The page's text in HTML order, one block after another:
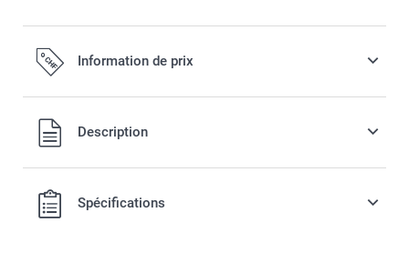
Information de prix
Tous les prix sont en francs suisses (CHF), TVA incluse et
hors frais de port.
Description
Spécifications